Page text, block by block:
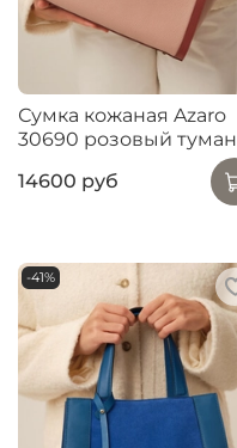
Сумка кожаная Azaro
30690 розовый туман
14600 руб
-41%